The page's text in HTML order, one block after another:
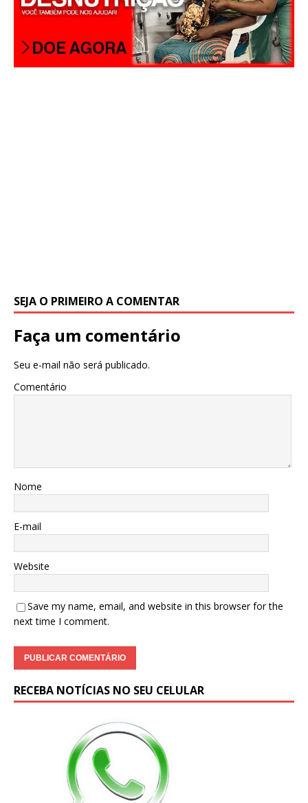
SEJA O PRIMEIRO A COMENTAR
Faça um comentário
Seu e-mail não será publicado.
Comentário
Nome
E-mail
Website
Save my name, email, and website in this browser for the
next time I comment.
RECEBA NOTÍCIAS NO SEU CELULAR